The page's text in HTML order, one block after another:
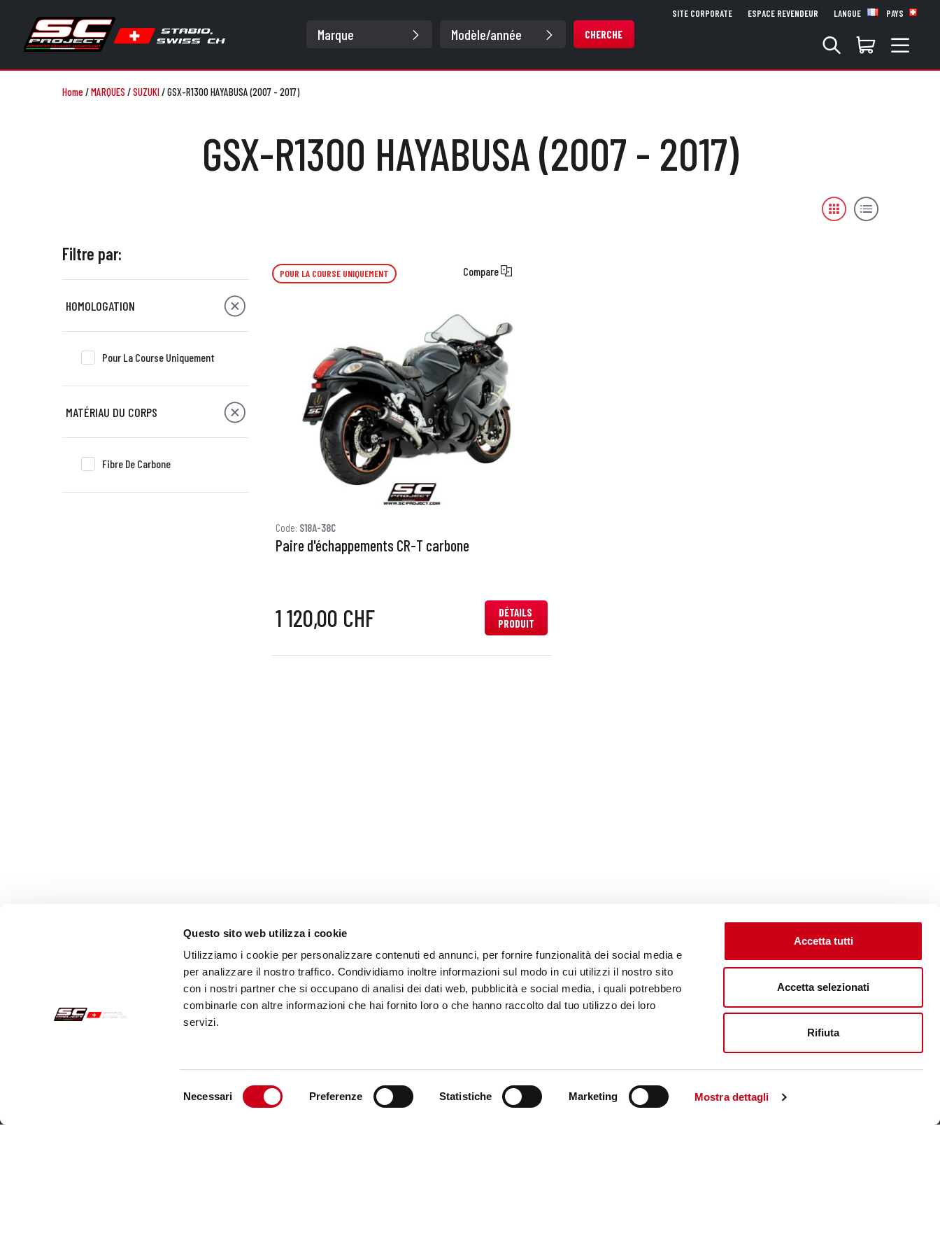
Questo sito web utilizza i cookie
Utilizziamo i cookie per personalizzare contenuti ed annunci, per fornire funzionalità dei social media e
per analizzare il nostro traffico. Condividiamo inoltre informazioni sul modo in cui utilizzi il nostro sito
con i nostri partner che si occupano di analisi dei dati web, pubblicità e social media, i quali potrebbero
combinarle con altre informazioni che hai fornito loro o che hanno raccolto dal tuo utilizzo dei loro
servizi.
Necessari Preferenze Statistiche Marketing Mostra dettagli
Accetta tutti
Accetta selezionati
Rifiuta
CHERCHE
SITE CORPORATE ESPACE REVENDEUR LANGUE PAYS
Home/MARQUES /SUZUKI/GSX-R1300 HAYABUSA (2007 - 2017)
GSX-R1300 HAYABUSA (2007 - 2017)
Filtre par:
HOMOLOGATION
Pour La Course Uniquement
MATÉRIAU DU CORPS
Fibre De Carbone
POUR LA COURSE UNIQUEMENT Compare
Code: S18A-38C
Paire d'échappements CR-T carbone
1 120,00 CHF
DÉTAILS
PRODUIT
Service à la Clientèle Follow us